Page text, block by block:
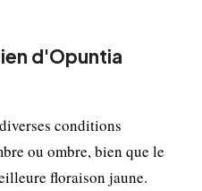
d'Opuntia
conditions
ou ombre, bien que le
floraison jaune.